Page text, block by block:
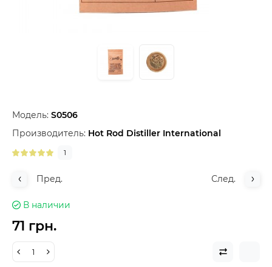
Модель: S0506
Производитель: Hot Rod Distiller International
1
Пред. След.
В наличии
71 грн.